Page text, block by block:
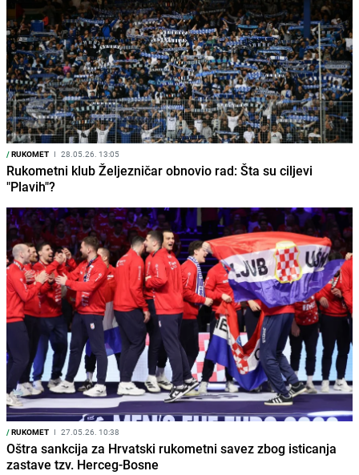
/RUKOMET I 28.05.26. 13:05
Rukometni klub Željezničar obnovio rad: Šta su ciljevi
"Plavih"?
/RUKOMET I 27.05.26. 10:38
Oštra sankcija za Hrvatski rukometni savez zbog isticanja
zastave tzv. Herceg-Bosne